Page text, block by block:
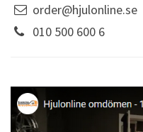
order@hjulonline.se
010 500 600 6